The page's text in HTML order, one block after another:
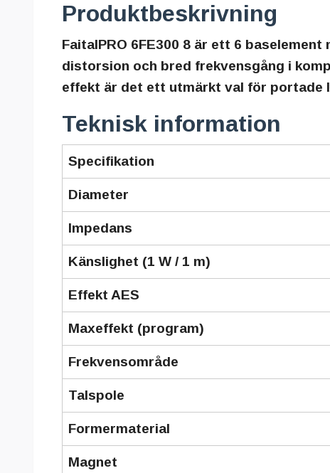
Produktbeskrivning
FaitalPRO 6FE300 8 är ett 6
distorsion och bred frekvensgång i
effekt är det ett utmärkt val för portade
Teknisk information
Specifikation
Diameter
Impedans
Känslighet (1 W / 1 m)
Effekt AES
Maxeffekt (program)
Frekvensområde
Talspole
Formermaterial
Magnet